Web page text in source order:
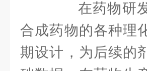
在药物研发
合成药物的各种理
期设计，为后续的